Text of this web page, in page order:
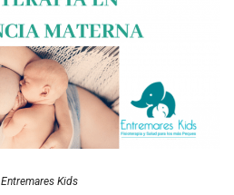
Entremares Kids